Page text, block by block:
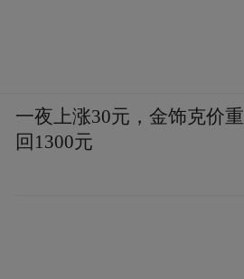
一夜上涨30元，金饰克价重
回1300元